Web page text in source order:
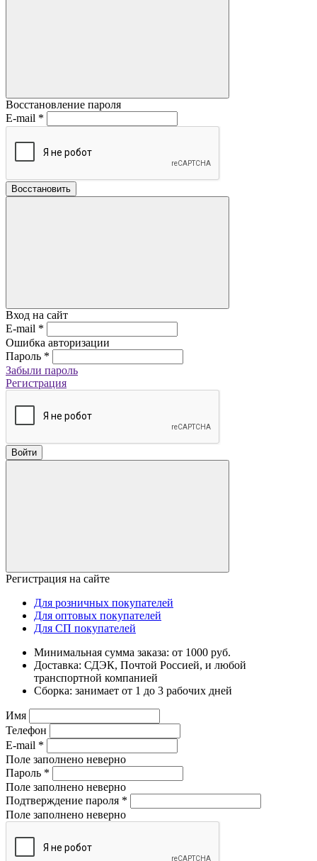
Восстановление пароля
E-mail *
Восстановить
Вход на сайт
E-mail *
Ошибка авторизации
Пароль *
Забыли пароль
Регистрация
Войти
Регистрация на сайте
Для розничных покупателей
Для оптовых покупателей
Для СП покупателей
Минимальная сумма заказа: от 1000 руб.
Доставка: СДЭК, Почтой Россией, и любой
транспортной компанией
Сборка: занимает от 1 до 3 рабочих дней
Имя
Телефон
E-mail *
Поле заполнено неверно
Пароль *
Поле заполнено неверно
Подтверждение пароля *
Поле заполнено неверно